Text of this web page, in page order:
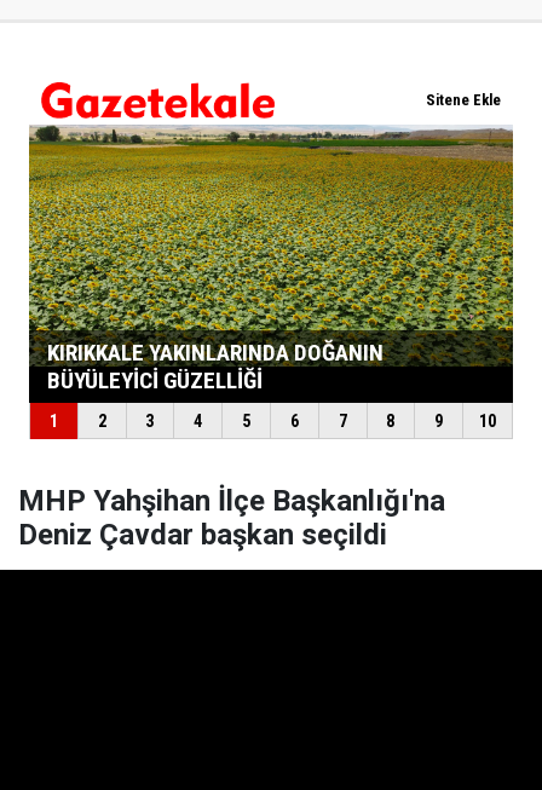
MHP Yahşihan İlçe Başkanlığı'na
Deniz Çavdar başkan seçildi